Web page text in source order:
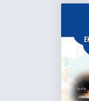
Referanslarımız
Uzaktan Erişim
Anlaşmalı